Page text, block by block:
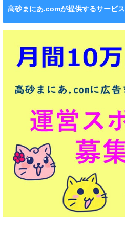
高砂まにあ.comが提供するサービス